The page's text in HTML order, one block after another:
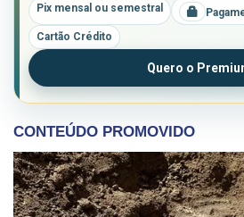
Pix mensal ou semestral
Cartão Crédito
Quero o